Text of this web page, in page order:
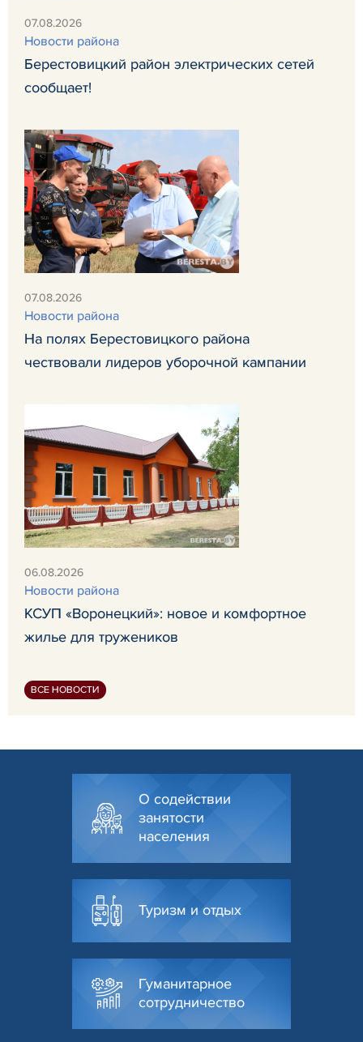
07.08.2026
Новости района
Берестовицкий район электрических сетей
сообщает!
07.08.2026
Новости района
На полях Берестовицкого района
чествовали лидеров уборочной кампании
06.08.2026
Новости района
КСУП «Воронецкий»: новое и комфортное
жилье для тружеников
ВСЕ НОВОСТИ
О содействии
занятости
населения
Туризм и отдых
Гуманитарное
сотрудничество